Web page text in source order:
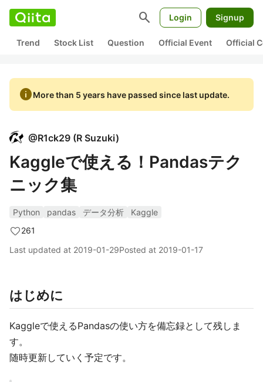
search Login Signup
Trend Stock List Question Official Event Official
infoMore than 5 years have passed since last update.
@R1ck29 (R Suzuki)
Kaggleで使える！Pandasテク
ニック集
Python pandas データ分析
Kaggle
261
Last updated at 2019-01-29Posted at 2019-01-17
はじめに
Kaggleで使えるPandasの使い方を備忘録として残しま
す。
随時更新していく予定です。